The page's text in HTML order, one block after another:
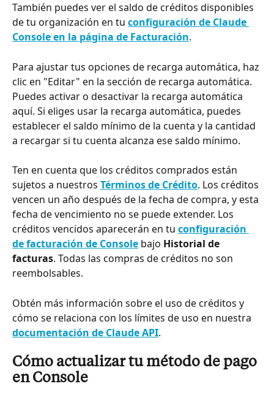
También puedes ver el saldo de créditos disponibles
de tu organización en tu configuración de Claude
Console en la página de Facturación.
Para ajustar tus opciones de recarga automática, haz
clic en "Editar" en la sección de recarga automática.
Puedes activar o desactivar la recarga automática
aquí. Si eliges usar la recarga automática, puedes
establecer el saldo mínimo de la cuenta y la cantidad
a recargar si tu cuenta alcanza ese saldo mínimo.
Ten en cuenta que los créditos comprados están
sujetos a nuestros Términos de Crédito. Los créditos
vencen un año después de la fecha de compra, y esta
fecha de vencimiento no se puede extender. Los
créditos vencidos aparecerán en tu configuración
de facturación de Console bajo Historial de
facturas. Todas las compras de créditos no son
reembolsables.
Obtén más información sobre el uso de créditos y
cómo se relaciona con los límites de uso en nuestra
documentación de Claude API.
Cómo actualizar tu método de pago
en Console